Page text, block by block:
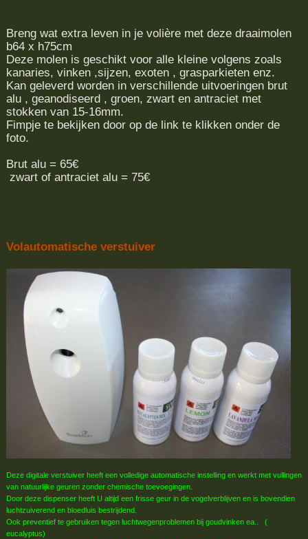
Breng wat extra leven in je volière met deze draaimolen
b64 x h75cm
Deze molen is geschikt voor alle kleine volgens zoals
kanaries, vinken ,sijzen, exoten , grasparkieten enz.
Kan geleverd worden in verschillende uitvoeringen brut
alu , geanodiseerd , groen, zwart en antraciet met
stokken van 15-16mm.
Fimpje te bekijken door op de link te klikken onder de
foto.
Brut alu = 65€
zwart of antraciet alu = 75€
Volautomatische verstuiver
Deze digitale verstuiver heeft een volledige automatische instelling en werkt met vullingen
van natuurlijke geuren zonder chemische toevoegingen.
Door deze dispenser heeft U altijd een frisse geur in de vogelverblijven en is bovendien
luchtzuiverend en bloedluis bestrijdend.
Ook preventief te gebruiken tegen luchtwegenproblemen bij goudvinken ea.. (
eucalyptus)